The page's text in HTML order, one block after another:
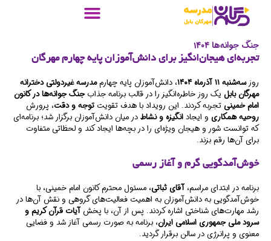
جنگ جوانه‌ها ۱۴۰۴
تجربه‌ای هیجان‌انگیز برای دانش‌آموزان پایه چهارم مهرگان
روزسه‌شنبه ۱۱ آذرماه ۱۴۰۴ ، دانش‌آموزان پایه چهارممدرسه غیردولتی دخترانه
مهرگان بابل یک روز خاطره‌انگیز را در قالب برنامه جذابجنگ جوانه‌ها در کانون
امام خمینیتجربه کردند. این رویداد با هدف تقویت توجه و دقت، پرورش
روحیه همکاری و ایجادانگیزه و نشاطدر میان دانش‌آموزان برگزار شد؛ برنامه‌ای
که توانست شور و هیجان ویژه‌ای را در بچه‌ها ایجاد کند و لحظاتی متفاوت
برای آن‌ها رقم بزند.
خوش‌آمدگویی گرم و آغاز رسمی
برنامه در ابتدای مراسم،آقای ثباتی، مسئول محترم کانون امام خمینی، با
خوش‌آمدگویی به دانش‌آموزان به اهمیت فعالیت‌های گروهی و نقش آن‌ها در
رشد مهارت‌های شناختی اشاره کردند. پس از آن، با پخشآیات قرآن کریم و
سرود ملی جمهوری اسلامی ایران، برنامه به صورت رسمی آغاز شد و فضایی
معنوی و پرانرژی در سالن برقرار گردید.